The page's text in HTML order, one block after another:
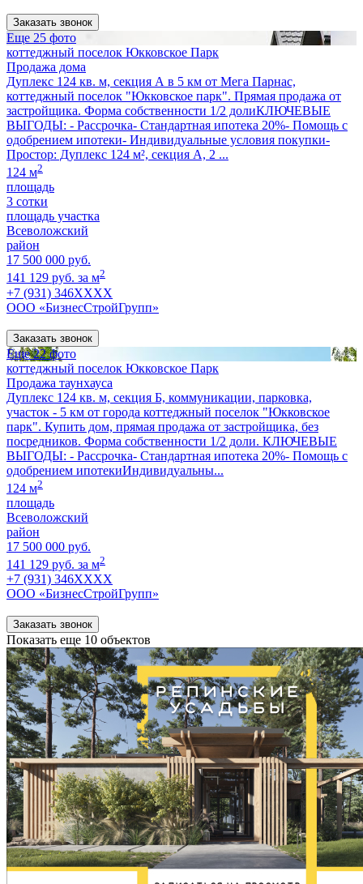
Заказать звонок
Еще 25 фото
коттеджный поселок Юкковское Парк
Продажа дома
Дуплекс 124 кв. м, секция А в 5 км от Мега Парнас,
коттеджный поселок "Юкковское парк". Прямая продажа от
застройщика. Форма собственности 1/2 долиКЛЮЧЕВЫЕ
ВЫГОДЫ: - Рассрочка- Стандартная ипотека 20%- Помощь с
одобрением ипотеки- Индивидуальные условия покупки-
Простор: Дуплекс 124 м², секция А, 2 ...
124 м2
площадь
3 сотки
площадь участка
Всеволожский
район
17 500 000 руб.
141 129 руб. за м2
+7 (931) 346XXXX
ООО «БизнесСтройГрупп»
Заказать звонок
Еще 22 фото
коттеджный поселок Юкковское Парк
Продажа таунхауса
Дуплекс 124 кв. м, секция Б, коммуникации, парковка,
участок - 5 км от города коттеджный поселок "Юкковское
парк". Купить дом, прямая продажа от застройщика, без
посредников. Форма собственности 1/2 доли. КЛЮЧЕВЫЕ
ВЫГОДЫ: - Рассрочка- Стандартная ипотека 20%- Помощь с
одобрением ипотекиИндивидуальны...
124 м2
площадь
Всеволожский
район
17 500 000 руб.
141 129 руб. за м2
+7 (931) 346XXXX
ООО «БизнесСтройГрупп»
Заказать звонок
Показать еще 10 объектов